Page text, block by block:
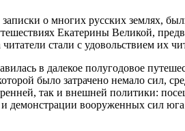
о многих русских землях,
Екатерины Великой,
стали с удовольствием их
в далекое полугодовое
было затрачено немало сил,
так и внешней политики:
вооруженных сил